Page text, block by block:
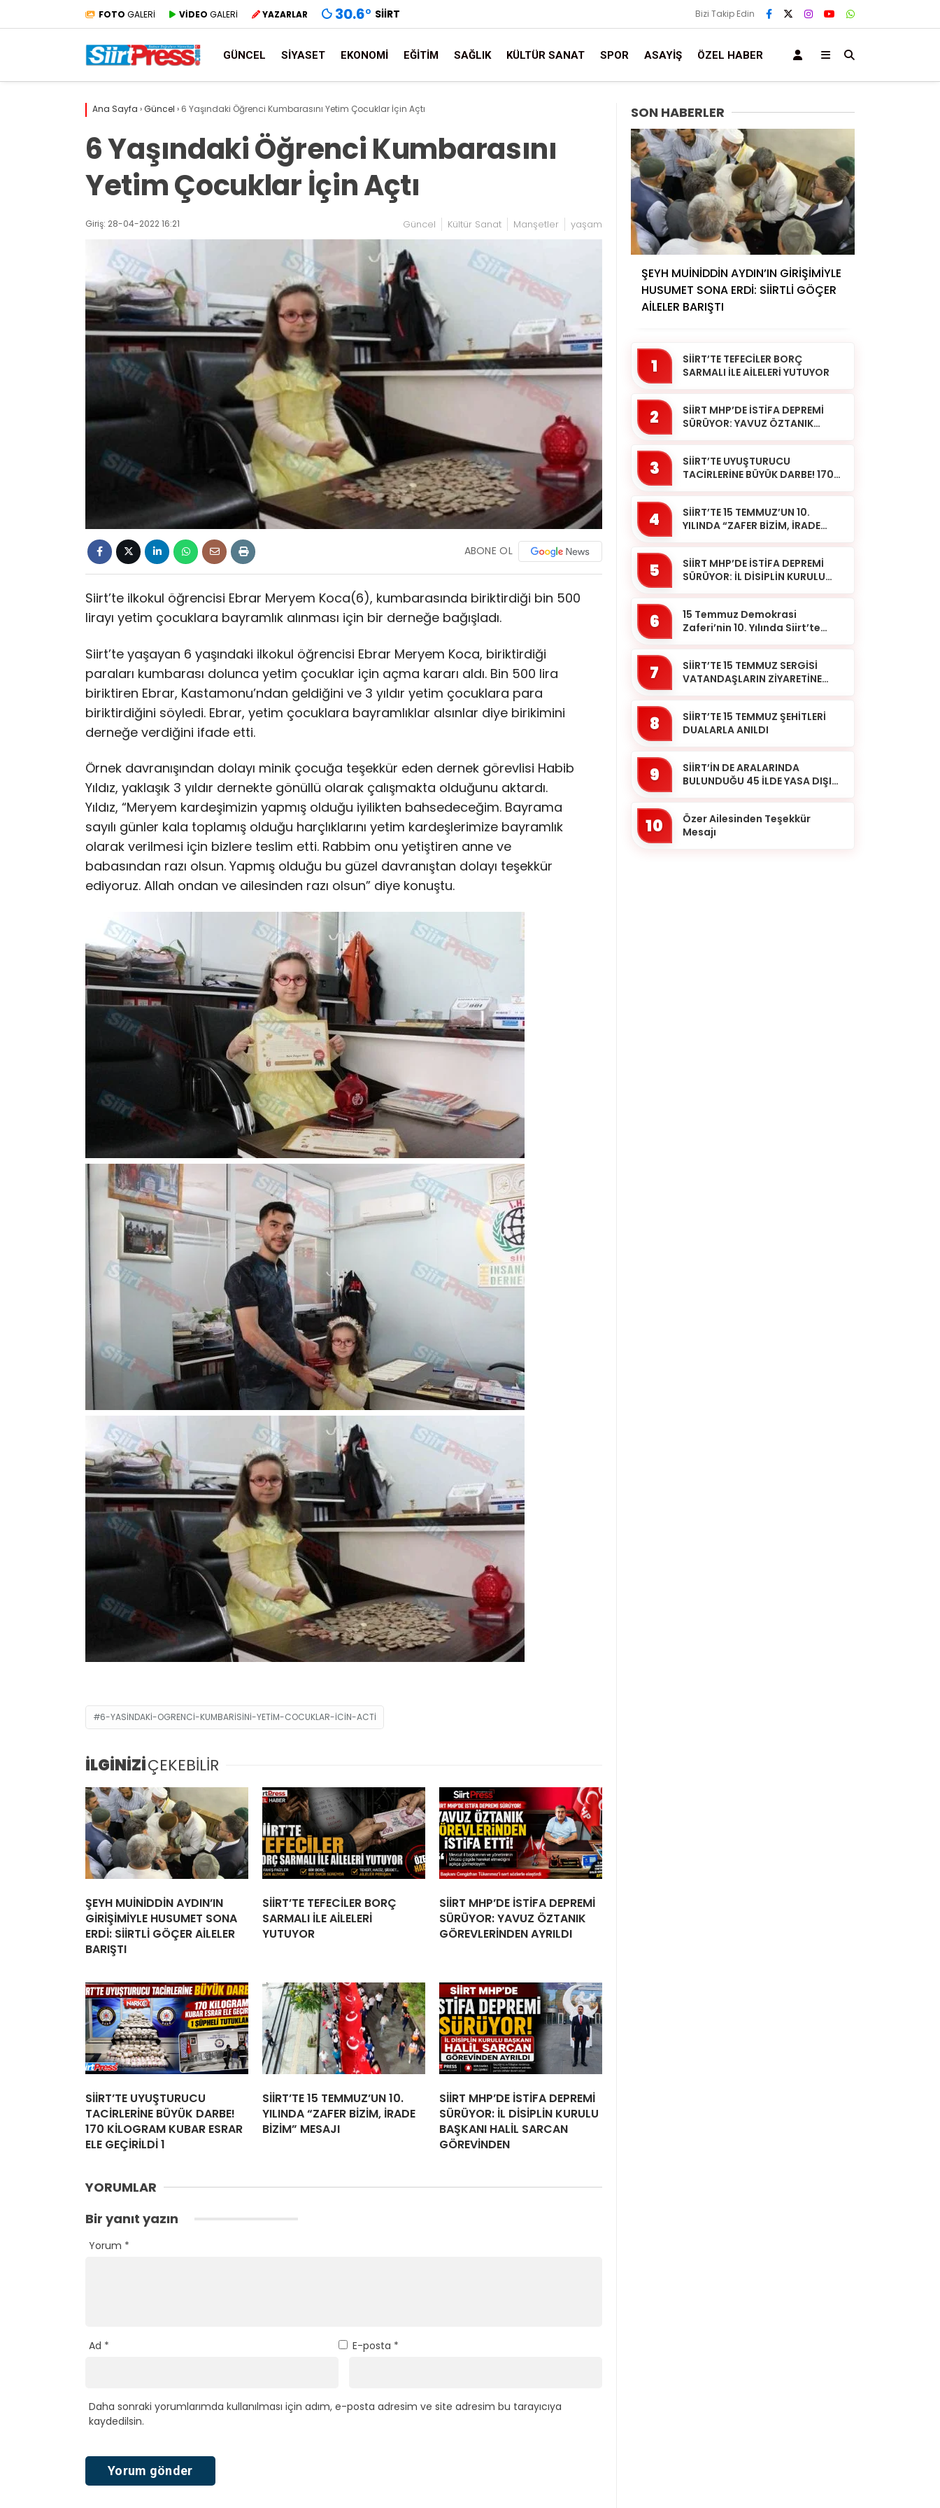
FOTO GALERİ VİDEO GALERİ YAZARLAR 30.6° SIIRT Bizi Takip Edin
GÜNCEL SIYASET EKONOMI EĞITIM SAĞLIK KÜLTÜR SANAT SPOR ASAYIŞ ÖZEL HABER
Ana Sayfa ›Güncel › 6 Yaşındaki Öğrenci Kumbarasını Yetim Çocuklar İçin Açtı
6 Yaşındaki Öğrenci Kumbarasını
Yetim Çocuklar İçin Açtı
Giriş: 28-04-2022 16:21 Güncel Kültür Sanat Manşetler yaşam
ABONE OL
Siirt’te ilkokul öğrencisi Ebrar Meryem Koca(6), kumbarasında biriktirdiği bin 500
lirayı yetim çocuklara bayramlık alınması için bir derneğe bağışladı.
Siirt’te yaşayan 6 yaşındaki ilkokul öğrencisi Ebrar Meryem Koca, biriktirdiği
paraları kumbarası dolunca yetim çocuklar için açma kararı aldı. Bin 500 lira
biriktiren Ebrar, Kastamonu’ndan geldiğini ve 3 yıldır yetim çocuklara para
biriktirdiğini söyledi. Ebrar, yetim çocuklara bayramlıklar alsınlar diye birikimini
derneğe verdiğini ifade etti.
Örnek davranışından dolayı minik çocuğa teşekkür eden dernek görevlisi Habib
Yıldız, yaklaşık 3 yıldır dernekte gönüllü olarak çalışmakta olduğunu aktardı.
Yıldız, “Meryem kardeşimizin yapmış olduğu iyilikten bahsedeceğim. Bayrama
sayılı günler kala toplamış olduğu harçlıklarını yetim kardeşlerimize bayramlık
olarak verilmesi için bizlere teslim etti. Rabbim onu yetiştiren anne ve
babasından razı olsun. Yapmış olduğu bu güzel davranıştan dolayı teşekkür
ediyoruz. Allah ondan ve ailesinden razı olsun” diye konuştu.
6-YASINDAKI-OGRENCI-KUMBARISINI-YETIM-COCUKLAR-ICIN-ACTI
İLGİNİZİÇEKEBİLİR
ŞEYH MUİNİDDİN AYDIN’IN
GİRİŞİMİYLE HUSUMET SONA
ERDİ: SİİRTLİ GÖÇER AİLELER
BARIŞTI
SİİRT’TE TEFECİLER BORÇ
SARMALI İLE AİLELERİ
YUTUYOR
SİİRT MHP’DE İSTİFA DEPREMİ
SÜRÜYOR: YAVUZ ÖZTANIK
GÖREVLERİNDEN AYRILDI
SİİRT’TE UYUŞTURUCU
TACİRLERİNE BÜYÜK DARBE!
170 KİLOGRAM KUBAR ESRAR
ELE GEÇİRİLDİ 1
SİİRT’TE 15 TEMMUZ’UN 10.
YILINDA “ZAFER BİZİM, İRADE
BİZİM” MESAJI
SİİRT MHP’DE İSTİFA DEPREMİ
SÜRÜYOR: İL DİSİPLİN KURULU
BAŞKANI HALİL SARCAN
GÖREVİNDEN
YORUMLAR
Bir yanıt yazın
Yorum *
Ad * E-posta *
Daha sonraki yorumlarımda kullanılması için adım, e-posta adresim ve site adresim bu tarayıcıya
kaydedilsin.
SON HABERLER
ŞEYH MUİNİDDİN AYDIN’IN GİRİŞİMİYLE
HUSUMET SONA ERDİ: SİİRTLİ GÖÇER
AİLELER BARIŞTI
1
SİİRT’TE TEFECİLER BORÇ
SARMALI İLE AİLELERİ YUTUYOR
2
SİİRT MHP’DE İSTİFA DEPREMİ
SÜRÜYOR: YAVUZ ÖZTANIK
3
SİİRT’TE UYUŞTURUCU
TACİRLERİNE BÜYÜK DARBE! 170
TUTUKLAND...
4
SİİRT’TE 15 TEMMUZ’UN 10.
YILINDA “ZAFER BİZİM, İRADE
5
SİİRT MHP’DE İSTİFA DEPREMİ
SÜRÜYOR: İL DİSİPLİN KURULU
6
15 Temmuz Demokrasi
Zaferi’nin 10. Yılında Siirt’te
7
SİİRT’TE 15 TEMMUZ SERGİSİ
VATANDAŞLARIN ZİYARETİNE
8
SİİRT’TE 15 TEMMUZ ŞEHİTLERİ
DUALARLA ANILDI
9
SİİRT’İN DE ARALARINDA
BULUNDUĞU 45 İLDE YASA DIŞI
10
Özer Ailesinden Teşekkür
Mesajı